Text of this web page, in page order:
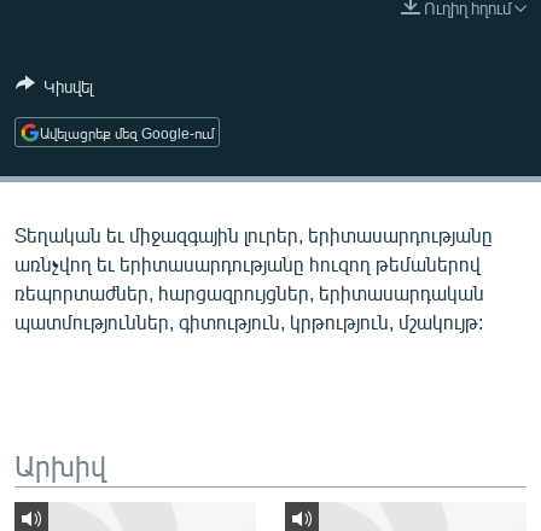
ՄԵԿՆԱԲԱՆՈՒԹՅՈՒՆ
ԿՈՐՈՆԱՎԻՐՈՒՍ
ԱՐԽԻՎ
ՏԵՍԱՆՅՈՒԹԵՐ
ՓՈԴՔԱՍԹ
Հայերեն
Ուղիղ հղում
Կիսվել
Ավելացրեք մեզ Google-ում
Տեղական եւ միջազգային լուրեր, երիտասարդությանը
առնչվող եւ երիտասարդությանը հուզող թեմաներով
ռեպորտաժներ, հարցազրույցներ, երիտասարդական
պատմություններ, գիտություն, կրթություն, մշակույթ:
Արխիվ